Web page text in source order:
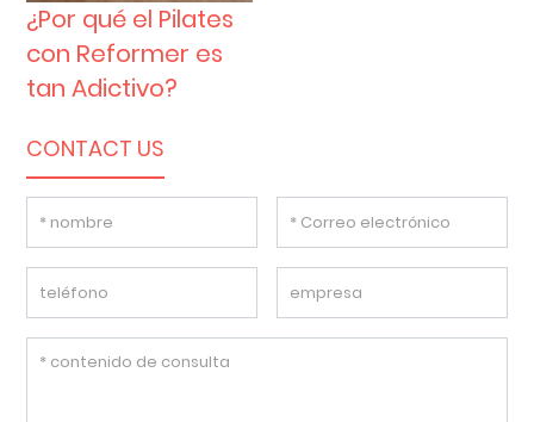
¿Por qué el Pilates
con Reformer es
tan Adictivo?
CONTACT US